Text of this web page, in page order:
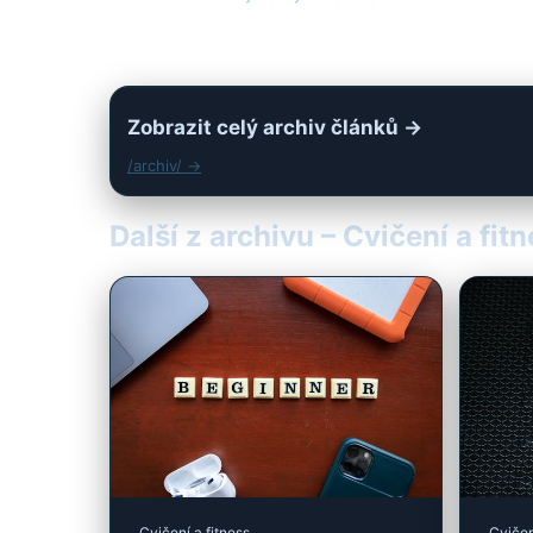
Zobrazit celý archiv článků →
/archiv/ →
Další z archivu – Cvičení a